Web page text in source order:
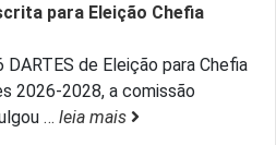
para Eleição Chefia
de Eleição para Chefia
2026-2028, a comissão
… leia mais